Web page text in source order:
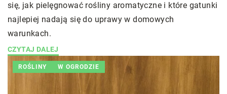
się, jak pielęgnować rośliny aromatyczne i które gatunki
najlepiej nadają się do uprawy w domowych
warunkach.
CZYTAJ DALEJ
ROŚLINY W OGRODZIE